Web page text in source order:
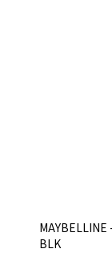
MAYBELLINE
BLK